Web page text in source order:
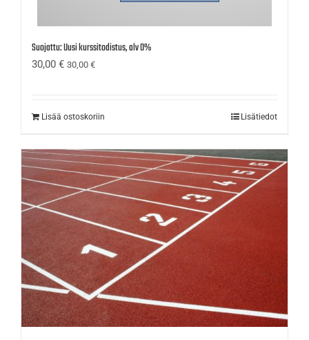
Suojattu: Uusi kurssitodistus, alv 0%
30,00 € 30,00 €
Lisää ostoskoriin Lisätiedot